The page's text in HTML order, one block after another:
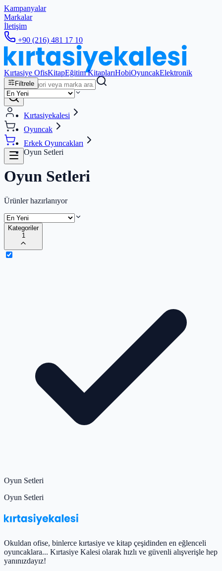
Kampanyalar
Markalar
İletişim
+90 (216) 481 17 10
Kırtasiye OfisKitapEğitim KitaplarıHobiOyuncakElektronik
Filtrele
Kırtasiyekalesi
Oyuncak
Erkek Oyuncakları
Oyun Setleri
Oyun Setleri
Ürünler hazırlanıyor
Kategoriler
1
Oyun Setleri
Oyun Setleri
Okuldan ofise, binlerce kırtasiye ve kitap çeşidinden en eğlenceli
oyuncaklara... Kırtasiye Kalesi olarak hızlı ve güvenli alışverişle hep
yanınızdayız!